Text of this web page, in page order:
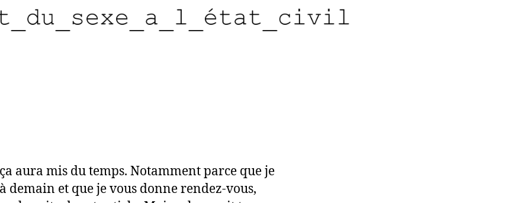
aura mis du temps. Notamment parce que je
demain et que je vous donne rendez-vous,